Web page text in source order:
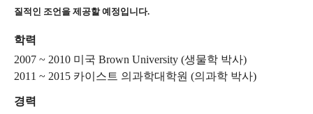
질적인 조언을 제공할 예정입니다.
학력
2007 ~ 2010 미국 Brown University (생물학 박사)
2011 ~ 2015 카이스트 의과학대학원 (의과학 박사)
경력